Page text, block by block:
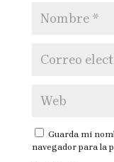
Guarda mi
navegador para la